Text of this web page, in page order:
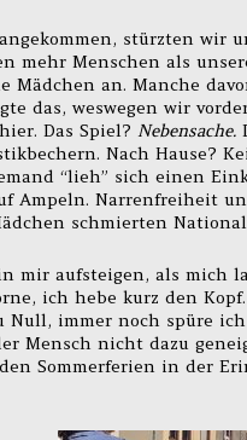
stürzten wir
mehr Menschen als
Mädchen an. Manche
das, weswegen wir
Das Spiel? Nebensache.
Nach Hause?
“lieh” sich einen
Ampeln. Narrenfreiheit
schmierten
mir aufsteigen, als mich
ich hebe kurz den
Null, immer noch spüre
Mensch nicht dazu
Sommerferien in der